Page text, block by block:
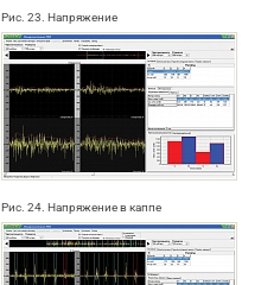
Рис. 23. Напряжение
Рис. 24. Напряжение в каппе